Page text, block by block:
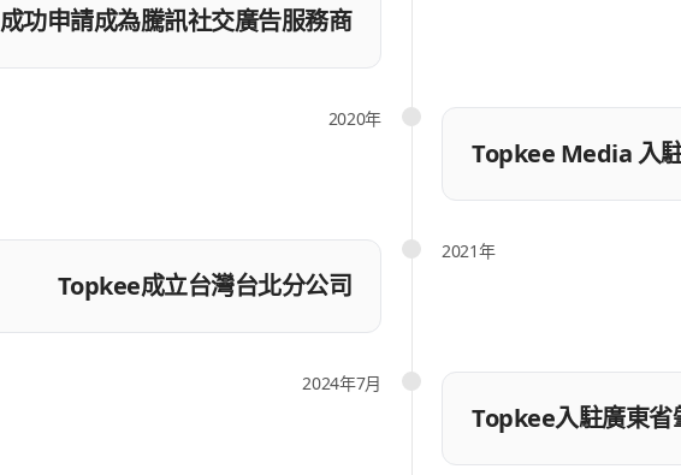
成功申請成為騰訊社交廣告服務商
2020年
Topkee Media 入
2021年
Topkee成立台灣台北分公司
2024年7月
Topkee入駐廣東省